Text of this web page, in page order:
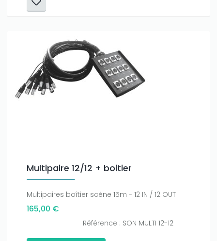
Multipaire 12/12 + boitier
Multipaires boîtier scène 15m - 12 IN / 12 OUT
165,00 €
Référence : SON MULTI 12-12